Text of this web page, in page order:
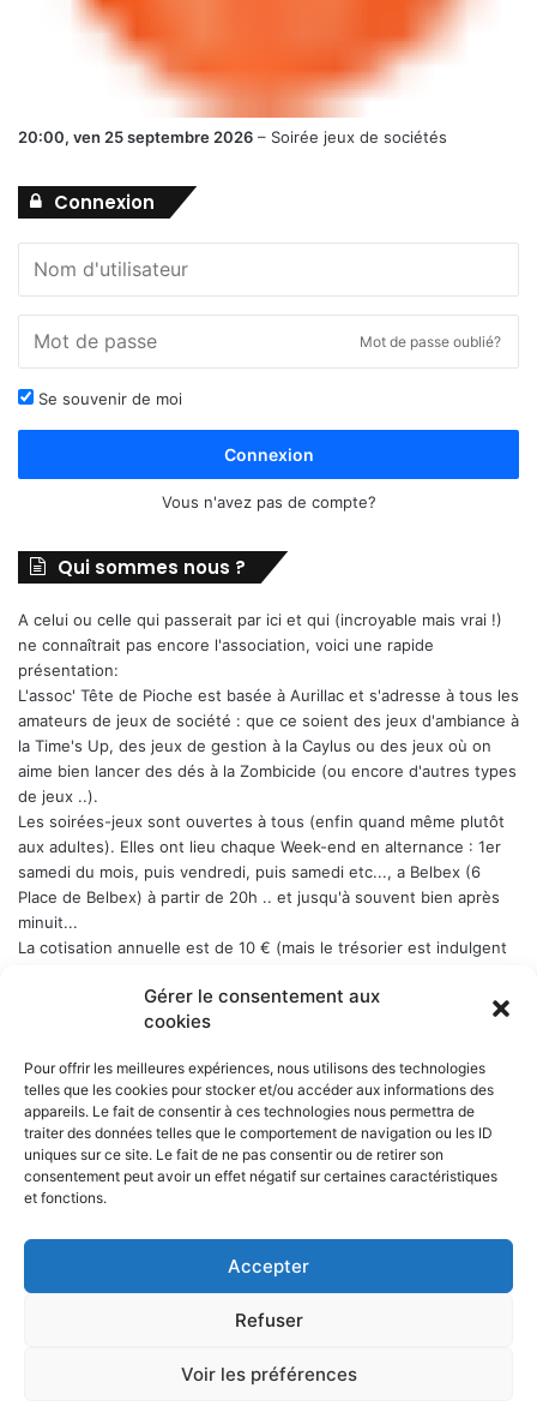
Gérer le consentement aux
cookies
Pour offrir les meilleures expériences, nous utilisons des technologies
telles que les cookies pour stocker et/ou accéder aux informations des
appareils. Le fait de consentir à ces technologies nous permettra de
traiter des données telles que le comportement de navigation ou les ID
uniques sur ce site. Le fait de ne pas consentir ou de retirer son
consentement peut avoir un effet négatif sur certaines caractéristiques
et fonctions.
Accepter
Refuser
Voir les préférences
20:00, ven 25 septembre 2026 – Soirée jeux de sociétés
Connexion
Mot de passe oublié?
Se souvenir de moi
Connexion
Vous n'avez pas de compte?
Qui sommes nous ?
A celui ou celle qui passerait par ici et qui (incroyable mais vrai !)
ne connaîtrait pas encore l'association, voici une rapide
présentation:
L'assoc' Tête de Pioche est basée à Aurillac et s'adresse à tous les
amateurs de jeux de société : que ce soient des jeux d'ambiance à
la Time's Up, des jeux de gestion à la Caylus ou des jeux où on
aime bien lancer des dés à la Zombicide (ou encore d'autres types
de jeux ..).
Les soirées-jeux sont ouvertes à tous (enfin quand même plutôt
aux adultes). Elles ont lieu chaque Week-end en alternance : 1er
samedi du mois, puis vendredi, puis samedi etc..., a Belbex (6
Place de Belbex) à partir de 20h .. et jusqu'à souvent bien après
minuit...
La cotisation annuelle est de 10 € (mais le trésorier est indulgent
cela vous dit, n'hésitez pas !
NOS PARTENAIRES
La ville d'Aurillac
La réponse ludique - 10 rue Victor Hugo, 15000 Aurillac
© Copyright 2026, Tous droits réservés |
Facebook